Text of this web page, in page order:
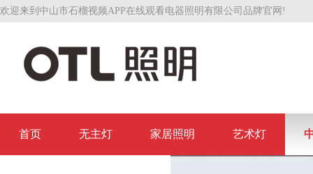
欢迎来到中山市石榴视频APP在线观看电器照明有限公司品牌官网!
首页 无主灯 家居照明 艺术灯